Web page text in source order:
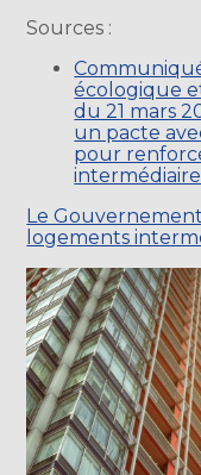
Sources :
écologique
du 21 mars
un pacte
pour
Le
logements